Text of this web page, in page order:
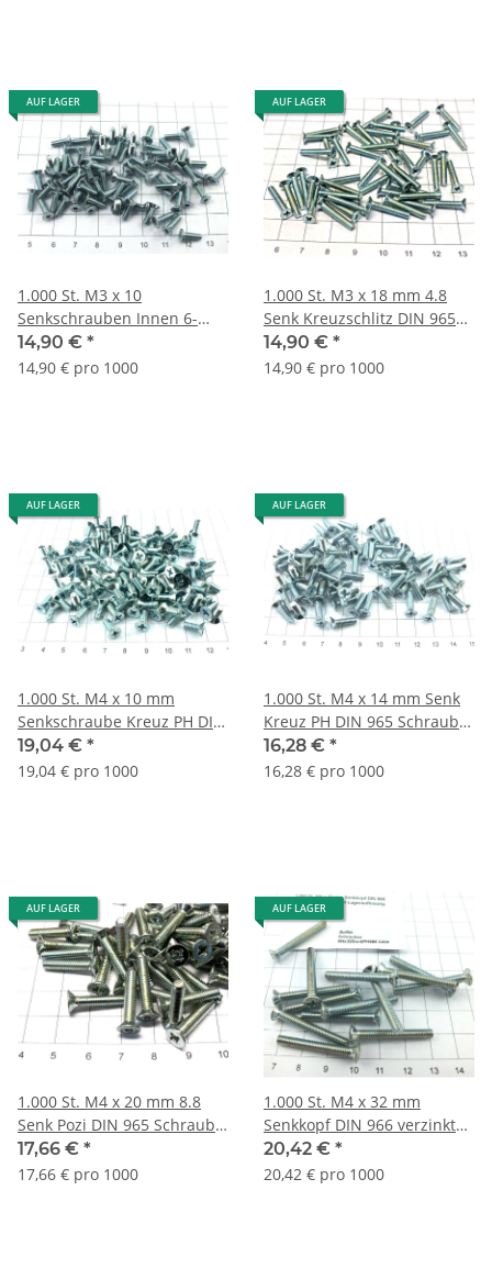
AUF LAGER
1.000 St. M3 x 10
Senkschrauben Innen 6-
kant verz. 8.8 DIN 7991
Lageraufl. S396
14,90 € *
14,90 € pro 1000
AUF LAGER
1.000 St. M3 x 18 mm 4.8
Senk Kreuzschlitz DIN 965
Schraube verzinkt S267
14,90 € *
14,90 € pro 1000
AUF LAGER
1.000 St. M4 x 10 mm
Senkschraube Kreuz PH DIN
965 4.8 verzi Lagerauflösung
S367
19,04 € *
19,04 € pro 1000
AUF LAGER
1.000 St. M4 x 14 mm Senk
Kreuz PH DIN 965 Schraube
verzinkt Lagerauflösung
S350
16,28 € *
16,28 € pro 1000
AUF LAGER
1.000 St. M4 x 20 mm 8.8
Senk Pozi DIN 965 Schraube
verzinkt Lagerauflösung
S173
17,66 € *
17,66 € pro 1000
AUF LAGER
1.000 St. M4 x 32 mm
Senkkopf DIN 966 verzinkt
Kreuzschl. PH
Lagerauflösung S098
20,42 € *
20,42 € pro 1000